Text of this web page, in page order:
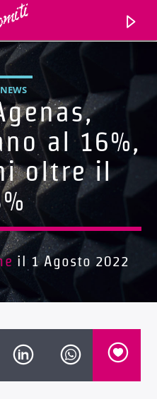
al 16%,
oltre il
il 1 Agosto 2022